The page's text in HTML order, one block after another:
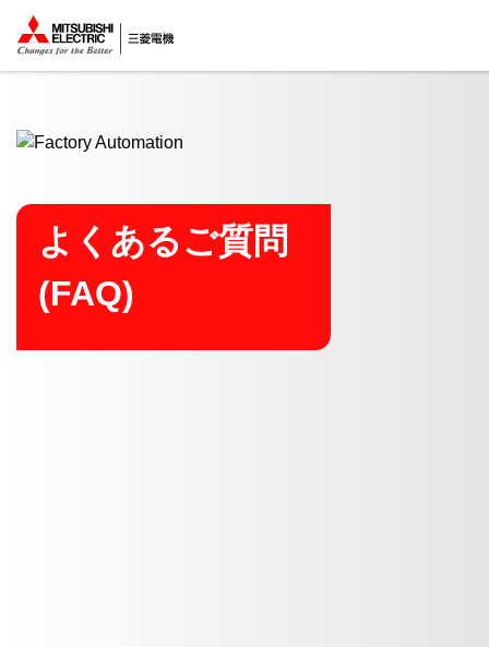
ここから本文
よくあるご質問
(FAQ)